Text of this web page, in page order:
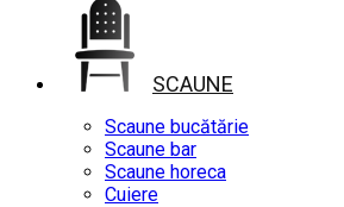
SCAUNE
Scaune bucătărie
Scaune bar
Scaune horeca
Cuiere